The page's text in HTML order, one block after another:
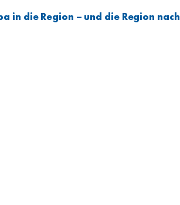
in die Region – und die Region nach